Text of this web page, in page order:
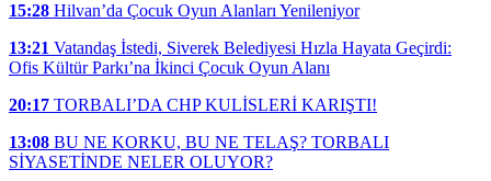
15:28 Hilvan’da Çocuk Oyun Alanları Yenileniyor
13:21 Vatandaş İstedi, Siverek Belediyesi Hızla Hayata Geçirdi:
Ofis Kültür Parkı’na İkinci Çocuk Oyun Alanı
20:17 TORBALI’DA CHP KULİSLERİ KARIŞTI!
13:08 BU NE KORKU, BU NE TELAŞ? TORBALI
SİYASETİNDE NELER OLUYOR?